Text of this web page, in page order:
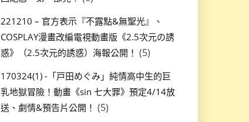
221210 – 官方表示『不露點&無聖光』、
COSPLAY漫畫改編電視動畫版《2.5次元の誘
惑》（2.5次元的誘惑）海報公開！ (5)
170324(1) -「戸田めぐみ」純情高中生的巨
乳地獄冒險！動畫《sin 七大罪》預定4/14放
送、劇情&預告片公開！ (5)